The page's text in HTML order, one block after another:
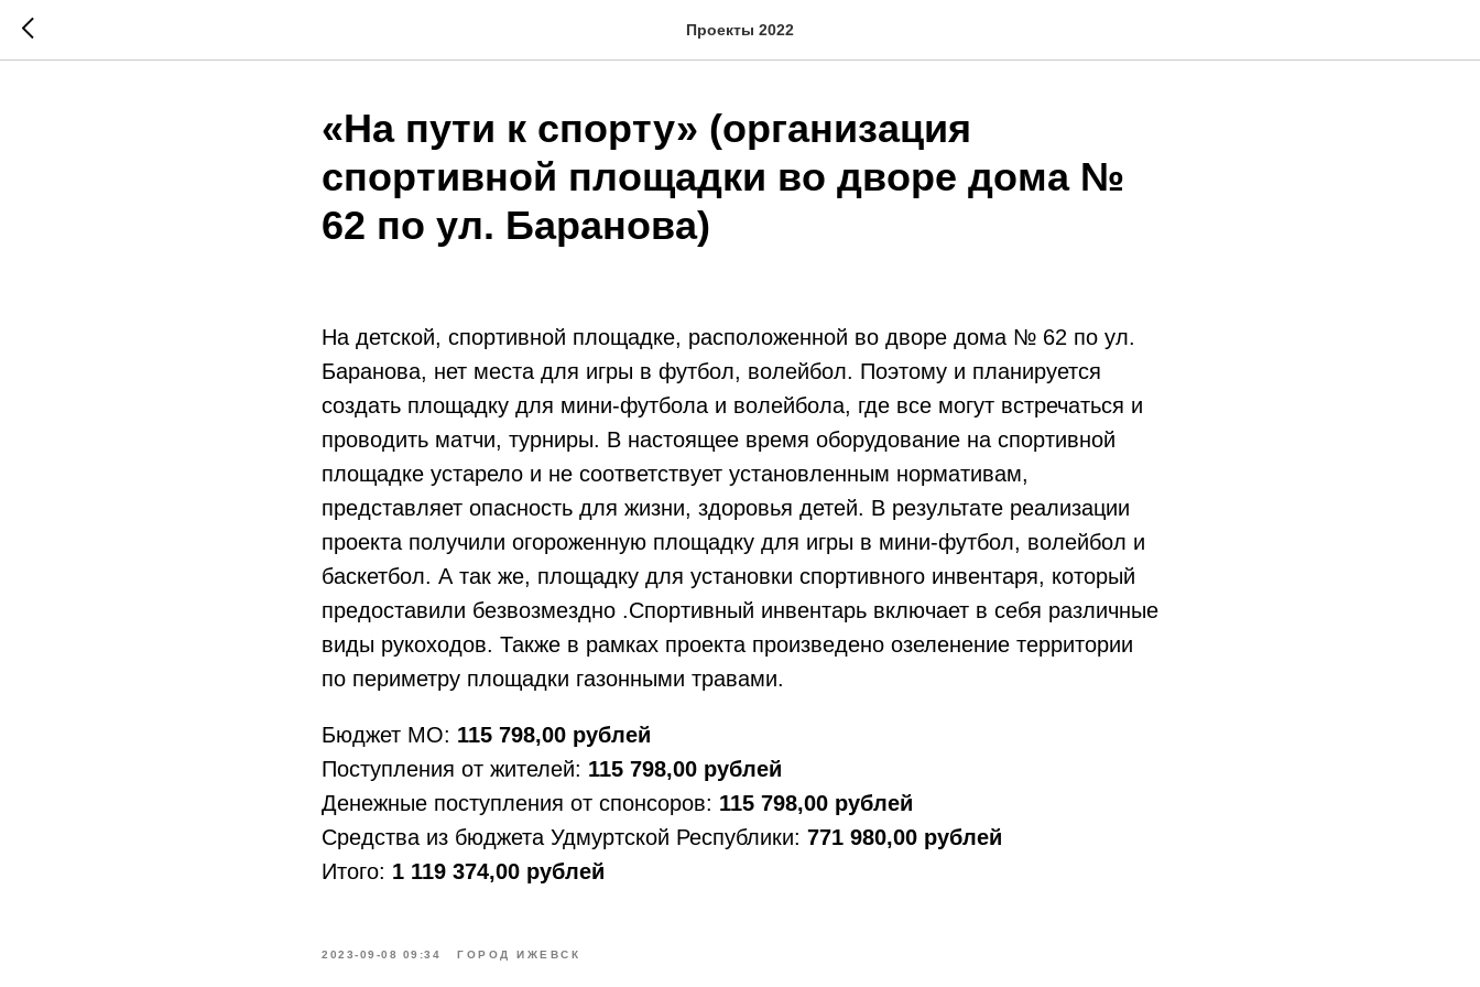
Проекты 2022
«На пути к спорту» (организация
спортивной площадки во дворе дома №
62 по ул. Баранова)
На детской, спортивной площадке, расположенной во дворе дома № 62 по ул.
Баранова, нет места для игры в футбол, волейбол. Поэтому и планируется
создать площадку для мини-футбола и волейбола, где все могут встречаться и
проводить матчи, турниры. В настоящее время оборудование на спортивной
площадке устарело и не соответствует установленным нормативам,
представляет опасность для жизни, здоровья детей. В результате реализации
проекта получили огороженную площадку для игры в мини-футбол, волейбол и
баскетбол. А так же, площадку для установки спортивного инвентаря, который
предоставили безвозмездно .Спортивный инвентарь включает в себя различные
виды рукоходов. Также в рамках проекта произведено озеленение территории
по периметру площадки газонными травами.
Бюджет МО: 115 798,00 рублей
Поступления от жителей: 115 798,00 рублей
Денежные поступления от спонсоров: 115 798,00 рублей
Средства из бюджета Удмуртской Республики: 771 980,00 рублей
Итого: 1 119 374,00 рублей
2023-09-08 09:34 ГОРОД ИЖЕВСК